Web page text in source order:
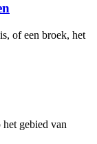
of een broek, het
gebied van